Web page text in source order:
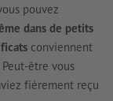
pouvez
dans de petits
conviennent
être vous
fièrement reçu